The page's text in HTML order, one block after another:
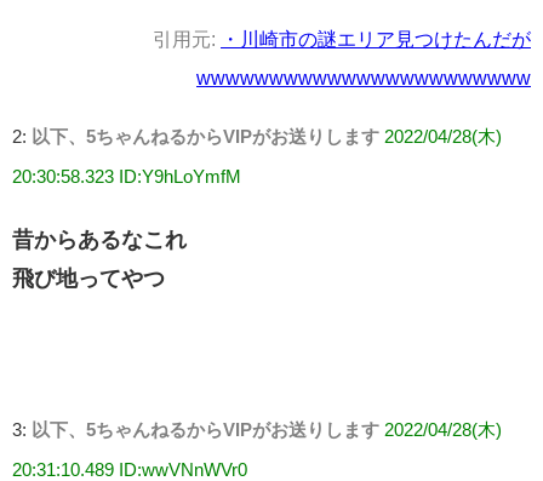
引用元:
・川崎市の謎エリア見つけたんだが
wwwwwwwwwwwwwwwwwwwwwww
2: 以下、5ちゃんねるからVIPがお送りします 2022/04/28(木)
20:30:58.323 ID:Y9hLoYmfM
昔からあるなこれ
飛び地ってやつ
3: 以下、5ちゃんねるからVIPがお送りします 2022/04/28(木)
20:31:10.489 ID:wwVNnWVr0